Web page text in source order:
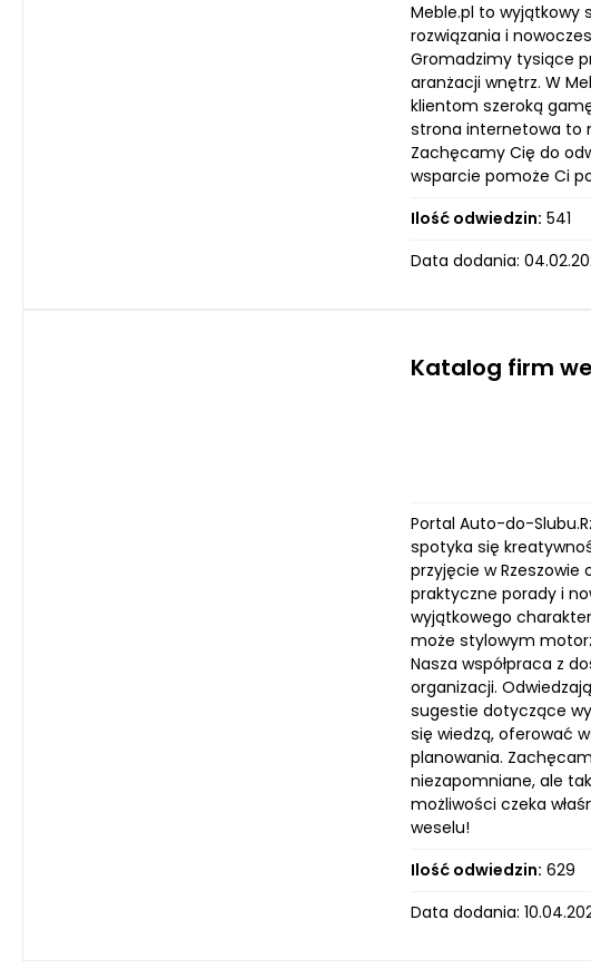
Meble.pl to wyjątkowy
rozwiązania i
Gromadzimy tysiące
aranżacji wnętrz. W
klientom szeroką
strona internetowa to
Zachęcamy Cię do
wsparcie pomoże Ci
Ilość odwiedzin: 541
Data dodania:
Katalog firm
Portal Auto-do-
spotyka się
przyjęcie w
praktyczne porady i
wyjątkowego
może stylowym
Nasza współpraca z
organizacji.
sugestie dotyczące
się wiedzą, oferować
planowania.
niezapomniane, ale
możliwości czeka
weselu!
Ilość odwiedzin: 629
Data dodania: